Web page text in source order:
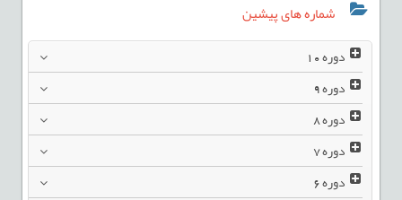
شماره های پیشین
دوره10
دوره9
دوره8
دوره7
دوره6